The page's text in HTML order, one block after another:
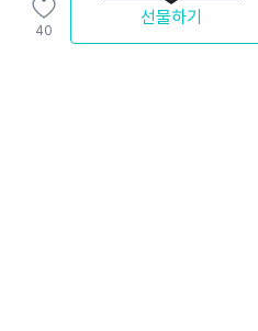
여리여리
4.5
40
선물하기